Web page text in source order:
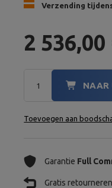
Verzending
2 536,00
NAAR
Toevoegen aan
Garantie Full
Gratis